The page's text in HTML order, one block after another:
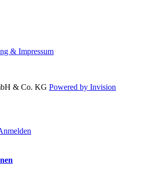
& Impressum
& Co. KG Powered by Invision